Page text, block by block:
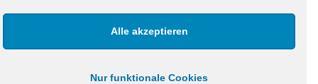
Alle akzeptieren
Nur funktionale Cookies